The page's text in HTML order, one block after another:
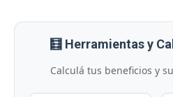
🧮 Herramientas y
Calculá tus beneficios y